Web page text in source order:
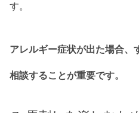
す。
アレルギー症状が出た場合、
相談することが重要です。